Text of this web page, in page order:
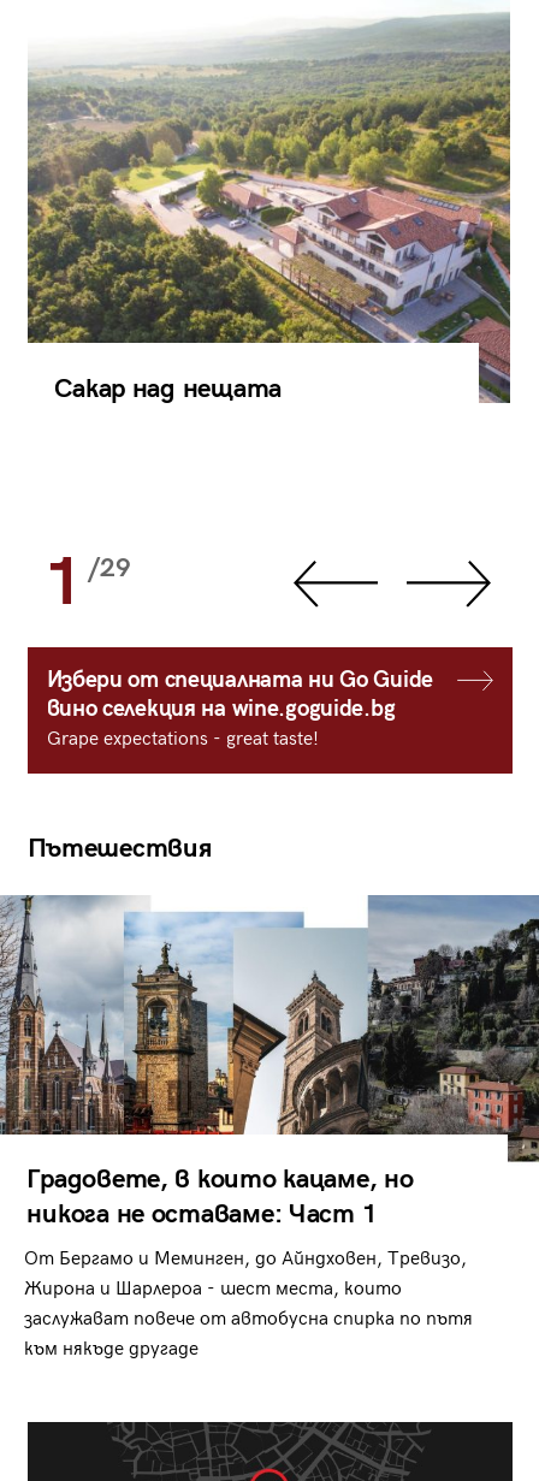
Сакар над нещата
1 /29
Избери от специалната ни Go Guide
вино селекция на wine.goguide.bg
Grape expectations - great taste!
Пътешествия
Градовете, в които кацаме, но
никога не оставаме: Част 1
От Бергамо и Меминген, до Айндховен, Тревизо,
Жирона и Шарлероа - шест места, които
заслужават повече от автобусна спирка по пътя
към някъде другаде